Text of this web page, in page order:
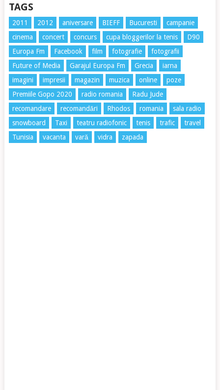
TAGS
2011 2012 aniversare BIEFF Bucuresti
campanie
cinema
concert concurs cupa bloggerilor la tenis
D90
Europa Fm
Facebook film fotografie
fotografii
Future of Media
Garajul Europa Fm Grecia
iarna
imagini
impresii magazin muzica online
poze
Premiile Gopo 2020
radio romania
Radu Jude
recomandare
recomandări Rhodos romania
sala radio
snowboard
Taxi teatru radiofonic tenis trafic
travel
Tunisia
vacanta vară vidra zapada